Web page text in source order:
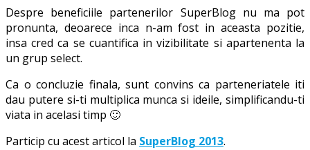
Despre beneficiile partenerilor SuperBlog nu ma pot
pronunta, deoarece inca n-am fost in aceasta pozitie,
insa cred ca se cuantifica in vizibilitate si apartenenta la
un grup select.
Ca o concluzie finala, sunt convins ca parteneriatele iti
dau putere si-ti multiplica munca si ideile, simplificandu-ti
viata in acelasi timp 🙂
Particip cu acest articol la SuperBlog 2013.